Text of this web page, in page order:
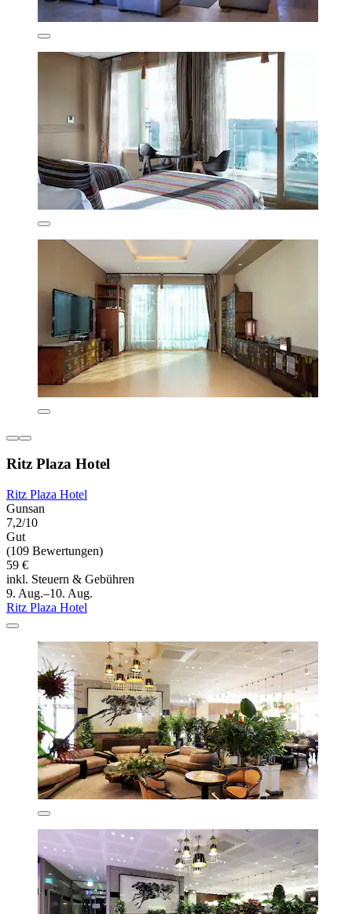
Ritz Plaza Hotel
Ritz Plaza Hotel
Gunsan
7,2/10
Gut
(109 Bewertungen)
59 €
inkl. Steuern & Gebühren
9. Aug.–10. Aug.
Ritz Plaza Hotel